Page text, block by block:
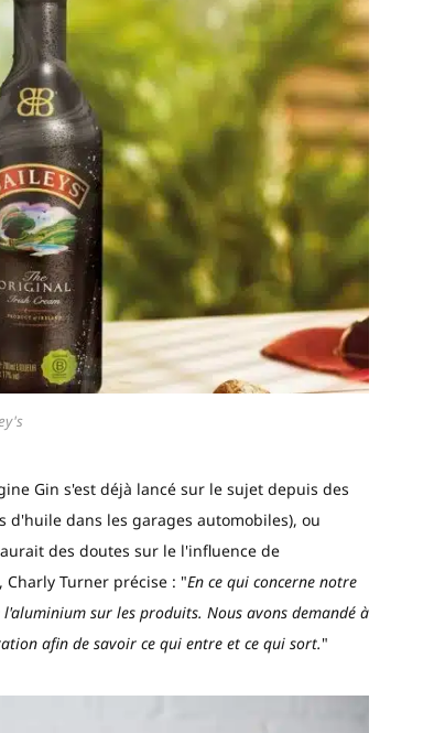
Gin s'est déjà lancé sur le sujet depuis des
dans les garages automobiles), ou
des doutes sur le l'influence de
Turner précise : "En ce qui concerne notre
sur les produits. Nous avons demandé à
afin de savoir ce qui entre et ce qui sort."